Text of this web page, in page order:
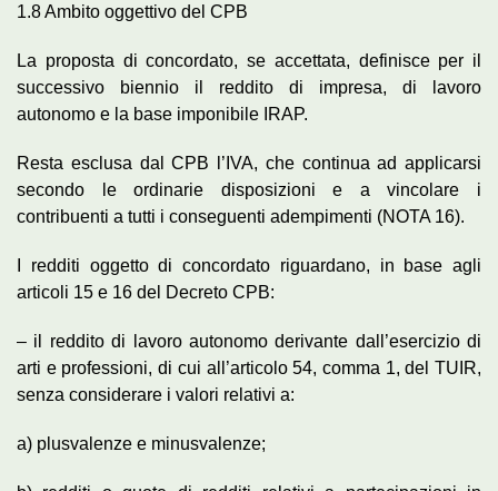
1.8 Ambito oggettivo del CPB
La proposta di concordato, se accettata, definisce per il
successivo biennio il reddito di impresa, di lavoro
autonomo e la base imponibile IRAP.
Resta esclusa dal CPB l’IVA, che continua ad applicarsi
secondo le ordinarie disposizioni e a vincolare i
contribuenti a tutti i conseguenti adempimenti (NOTA 16).
I redditi oggetto di concordato riguardano, in base agli
articoli 15 e 16 del Decreto CPB:
– il reddito di lavoro autonomo derivante dall’esercizio di
arti e professioni, di cui all’articolo 54, comma 1, del TUIR,
senza considerare i valori relativi a:
a) plusvalenze e minusvalenze;